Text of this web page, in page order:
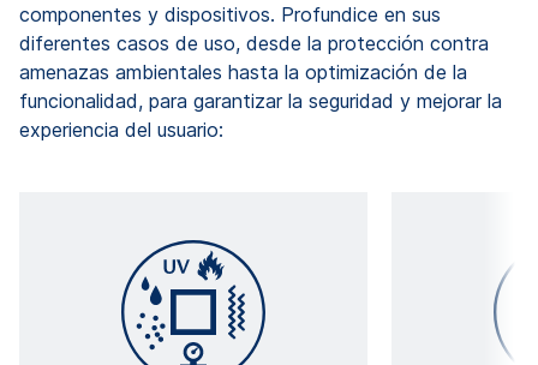
componentes y dispositivos. Profundice en sus
diferentes casos de uso, desde la protección contra
amenazas ambientales hasta la optimización de la
funcionalidad, para garantizar la seguridad y mejorar la
experiencia del usuario: